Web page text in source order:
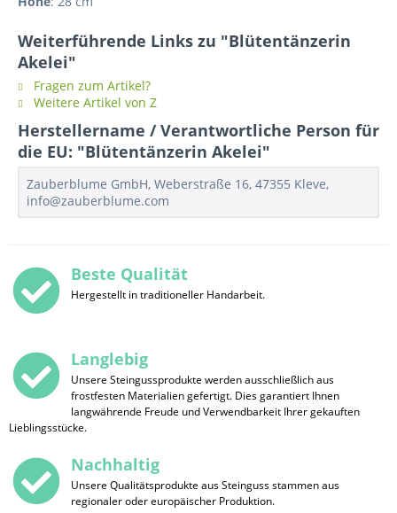
Weiterführende Links zu "Blütentänzerin
Akelei"
Fragen zum Artikel?
Weitere Artikel von Z
Herstellername / Verantwortliche Person für
die EU: "Blütentänzerin Akelei"
Zauberblume GmbH, Weberstraße 16, 47355 Kleve,
info@zauberblume.com
Beste Qualität
Hergestellt in traditioneller Handarbeit.
Langlebig
Unsere Steingussprodukte werden ausschließlich aus
frostfesten Materialien gefertigt. Dies garantiert Ihnen
langwährende Freude und Verwendbarkeit Ihrer gekauften
Lieblingsstücke.
Nachhaltig
Unsere Qualitätsprodukte aus Steinguss stammen aus
regionaler oder europäischer Produktion.